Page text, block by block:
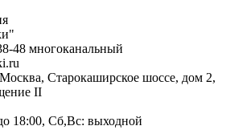
48 многоканальный
Старокаширское шоссе, дом 2,
II
18:00, Сб,Вс: выходной